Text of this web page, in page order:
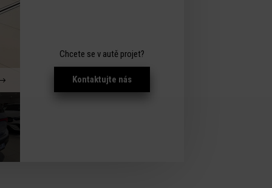
Chcete se v autě projet?
Kontaktujte nás